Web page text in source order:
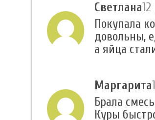
Светлана
Покупала
довольны,
а яйца
Маргарита
Брала
Куры